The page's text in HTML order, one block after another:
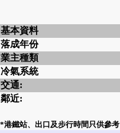
基本資料
落成年份
業主種類
冷氣系統
交通:
鄰近:
*港鐵站、出口及步行時間只供參考